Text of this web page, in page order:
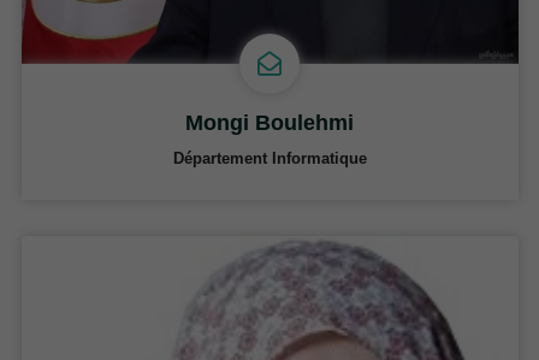
Mongi Boulehmi
Département Informatique